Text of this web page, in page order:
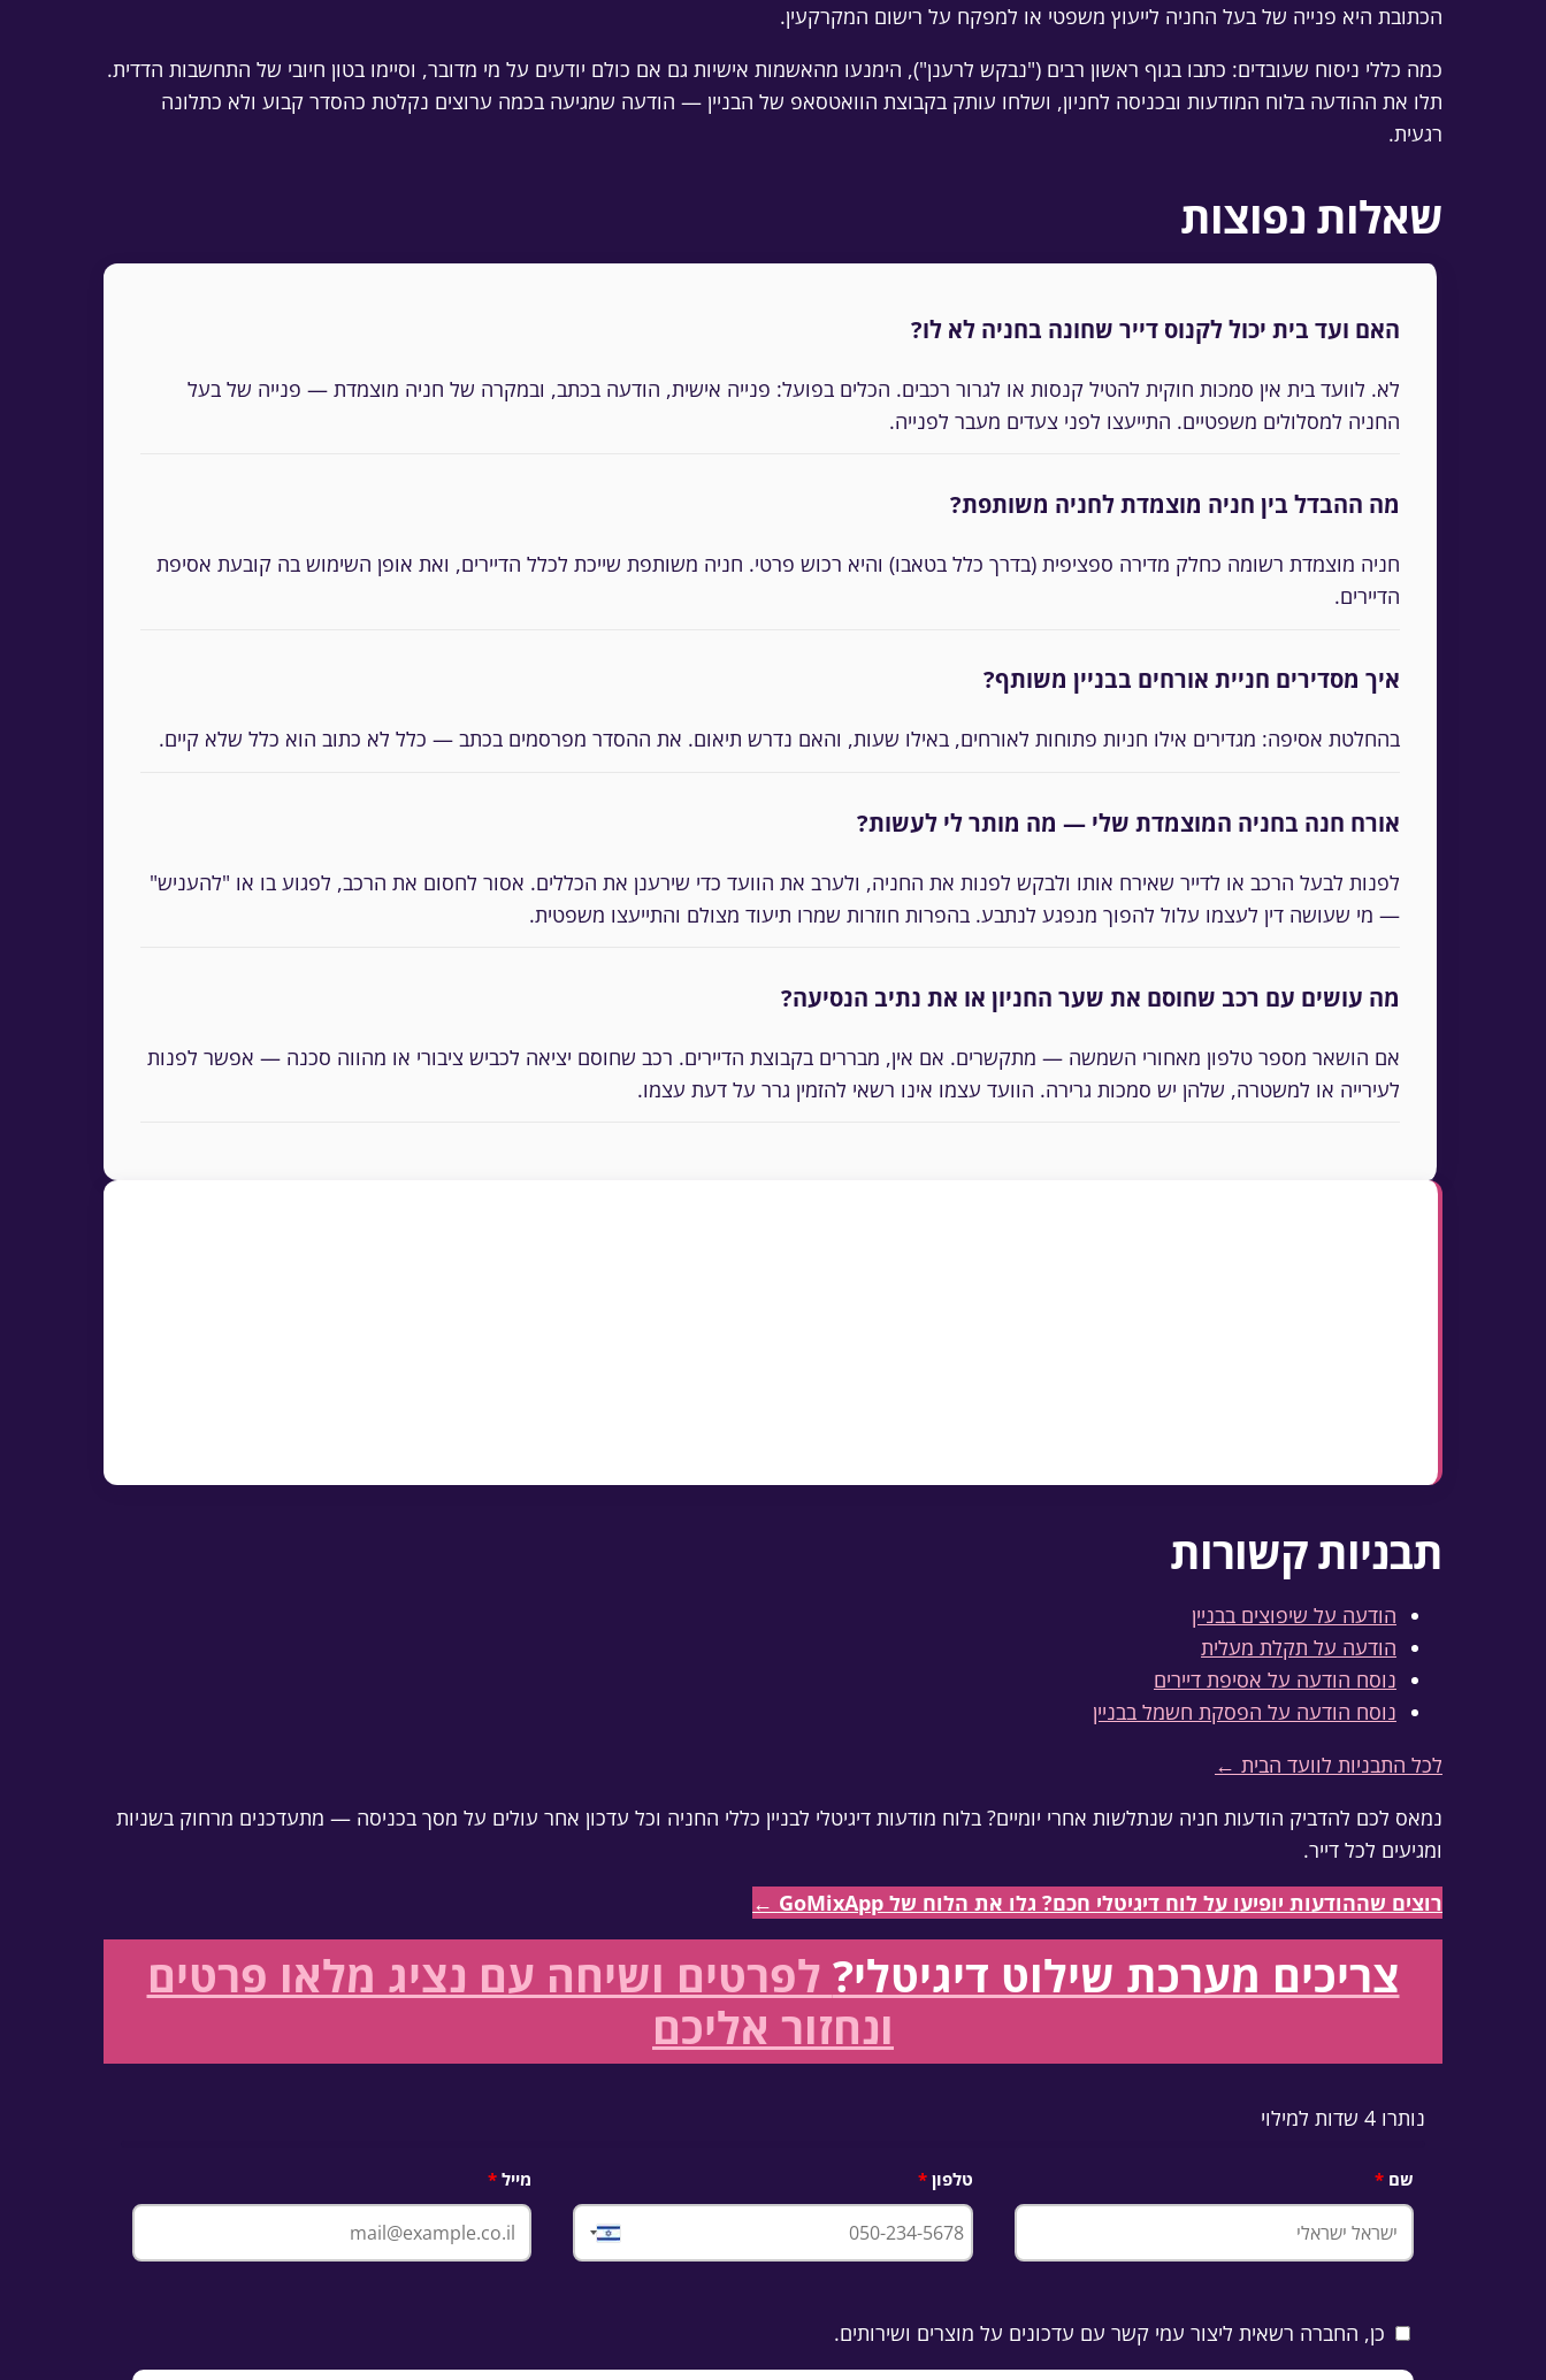
הכתובת היא פנייה של בעל החניה לייעוץ משפטי או למפקח על רישום המקרקעין.
כמה כללי ניסוח שעובדים: כתבו בגוף ראשון רבים ("נבקש לרענן"), הימנעו מהאשמות אישיות גם אם כולם יודעים על מי מדובר, וסיימו בטון חיובי של התחשבות הדדית.
תלו את ההודעה בלוח המודעות ובכניסה לחניון, ושלחו עותק בקבוצת הוואטסאפ של הבניין — הודעה שמגיעה בכמה ערוצים נקלטת כהסדר קבוע ולא כתלונה
רגעית.
שאלות נפוצות
האם ועד בית יכול לקנוס דייר שחונה בחניה לא לו?
לא. לוועד בית אין סמכות חוקית להטיל קנסות או לגרור רכבים. הכלים בפועל: פנייה אישית, הודעה בכתב, ובמקרה של חניה מוצמדת — פנייה של בעל
החניה למסלולים משפטיים. התייעצו לפני צעדים מעבר לפנייה.
מה ההבדל בין חניה מוצמדת לחניה משותפת?
חניה מוצמדת רשומה כחלק מדירה ספציפית (בדרך כלל בטאבו) והיא רכוש פרטי. חניה משותפת שייכת לכלל הדיירים, ואת אופן השימוש בה קובעת אסיפת
הדיירים.
איך מסדירים חניית אורחים בבניין משותף?
בהחלטת אסיפה: מגדירים אילו חניות פתוחות לאורחים, באילו שעות, והאם נדרש תיאום. את ההסדר מפרסמים בכתב — כלל לא כתוב הוא כלל שלא קיים.
אורח חנה בחניה המוצמדת שלי — מה מותר לי לעשות?
לפנות לבעל הרכב או לדייר שאירח אותו ולבקש לפנות את החניה, ולערב את הוועד כדי שירענן את הכללים. אסור לחסום את הרכב, לפגוע בו או "להעניש"
— מי שעושה דין לעצמו עלול להפוך מנפגע לנתבע. בהפרות חוזרות שמרו תיעוד מצולם והתייעצו משפטית.
מה עושים עם רכב שחוסם את שער החניון או את נתיב הנסיעה?
אם הושאר מספר טלפון מאחורי השמשה — מתקשרים. אם אין, מבררים בקבוצת הדיירים. רכב שחוסם יציאה לכביש ציבורי או מהווה סכנה — אפשר לפנות
לעירייה או למשטרה, שלהן יש סמכות גרירה. הוועד עצמו אינו רשאי להזמין גרר על דעת עצמו.
תבניות קשורות
הודעה על שיפוצים בבניין
הודעה על תקלת מעלית
נוסח הודעה על אסיפת דיירים
נוסח הודעה על הפסקת חשמל בבניין
לכל התבניות לוועד הבית ←
נמאס לכם להדביק הודעות חניה שנתלשות אחרי יומיים? בלוח מודעות דיגיטלי לבניין כללי החניה וכל עדכון אחר עולים על מסך בכניסה — מתעדכנים מרחוק בשניות
ומגיעים לכל דייר.
רוצים שההודעות יופיעו על לוח דיגיטלי חכם? גלו את הלוח של GoMixApp ←
צריכים מערכת שילוט דיגיטלי? לפרטים ושיחה עם נציג מלאו פרטים
ונחזור אליכם
נותרו 4 שדות למילוי
שם טלפון
Israel
מייל
כן, החברה רשאית ליצור עמי קשר עם עדכונים על מוצרים ושירותים.